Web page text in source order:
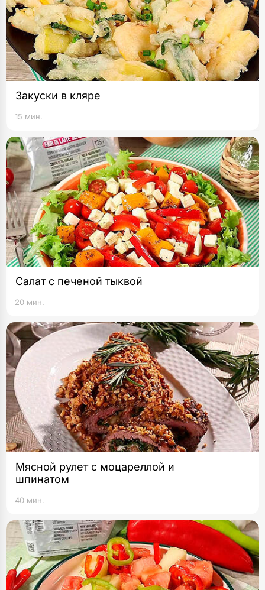
Закуски в кляре
15 мин.
Салат с печеной тыквой
20 мин.
Мясной рулет с моцареллой и
шпинатом
40 мин.